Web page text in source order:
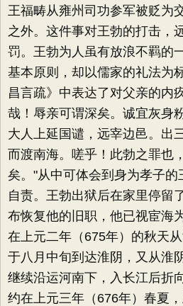
王福畴从雍州司功参军被贬为
之外。这件事对王勃的打击，
罚。王勃为人虽有放浪不羁的
基本原则，却以儒家的礼法为
昌言疏》中表达了对父亲的内
哉！辱亲可谓深矣。诚宜灰
大人上延国谴，远宰边邑。出
而渡南海。嗟乎！此勃之罪也
矣。"从中可体会到身为孝子的
自责。王勃出狱后在家里停留
布恢复他的旧职，他已视宦海
在上元二年（675年）的秋天
于八月中旬到达淮阴，又从淮
继续沿运河南下，入长江后折
约在上元三年（676年）春夏